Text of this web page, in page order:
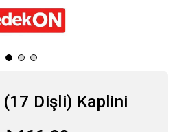
Dişli) Kaplini